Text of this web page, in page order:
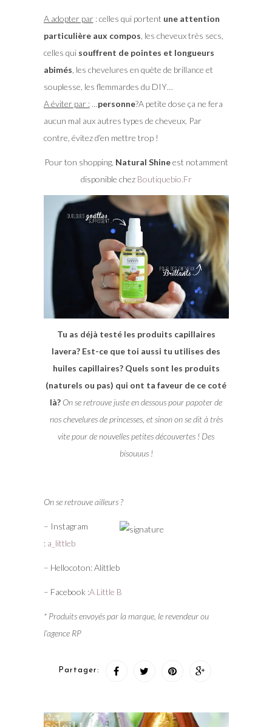
A adopter par: celles qui portent une attention
particulière aux compos , les cheveux très secs,
celles qui souffrent de pointes et longueurs
abimés , les chevelures en quète de brillance et
souplesse, les flemmardes du DIY…
A éviter par :…personne?A petite dose ça ne fera
aucun mal aux autres types de cheveux. Par
contre, évitez d’en mettre trop !
Pour ton shopping, Natural Shineest notamment
disponible chez Boutiquebio.Fr
Tu as déjà testé les produits capillaires
lavera? Est-ce que toi aussi tu utilises des
huiles capillaires? Quels sont les produits
(naturels ou pas) qui ont ta faveur de ce coté
là? On se retrouve juste en dessous pour papoter de
nos chevelures de princesses, et sinon on se dit à très
vite pour de nouvelles petites découvertes ! Des
bisouuus !
On se retrouve ailleurs ?
– Instagram
: a_littleb
– Hellocoton: Alittleb
– Facebook :A Little B
* Produits envoyés par la marque, le revendeur ou
l’agence RP
Partager: